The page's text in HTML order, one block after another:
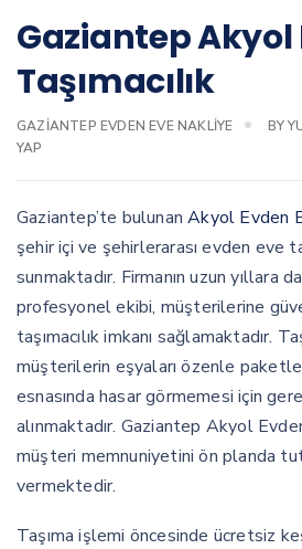
Gaziantep Akyol
Taşımacılık
GAZIANTEP EVDEN EVE NAKLIYE BY
YAP
Gaziantep’te bulunanAkyol Evden
şehir içi ve şehirlerarası evden eve
sunmaktadır. Firmanın uzun yıllara
profesyonel ekibi, müşterilerine
taşımacılık imkanı sağlamaktadır.
müşterilerin eşyaları özenle
esnasında hasar görmemesi için
alınmaktadır. Gaziantep Akyol
müşteri memnuniyetini ön planda
vermektedir.
Taşıma işlemi öncesinde ücretsiz